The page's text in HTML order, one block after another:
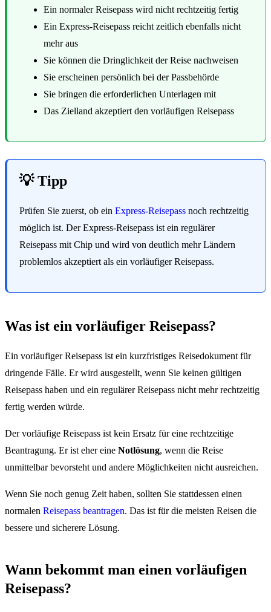
Ein normaler Reisepass wird nicht rechtzeitig fertig
Ein Express-Reisepass reicht zeitlich ebenfalls nicht
mehr aus
Sie können die Dringlichkeit der Reise nachweisen
Sie erscheinen persönlich bei der Passbehörde
Sie bringen die erforderlichen Unterlagen mit
Das Zielland akzeptiert den vorläufigen Reisepass
💡 Tipp
Prüfen Sie zuerst, ob ein Express-Reisepass noch rechtzeitig
möglich ist. Der Express-Reisepass ist ein regulärer
Reisepass mit Chip und wird von deutlich mehr Ländern
problemlos akzeptiert als ein vorläufiger Reisepass.
Was ist ein vorläufiger Reisepass?
Ein vorläufiger Reisepass ist ein kurzfristiges Reisedokument für
dringende Fälle. Er wird ausgestellt, wenn Sie keinen gültigen
Reisepass haben und ein regulärer Reisepass nicht mehr rechtzeitig
fertig werden würde.
Der vorläufige Reisepass ist kein Ersatz für eine rechtzeitige
Beantragung. Er ist eher eine Notlösung, wenn die Reise
unmittelbar bevorsteht und andere Möglichkeiten nicht ausreichen.
Wenn Sie noch genug Zeit haben, sollten Sie stattdessen einen
normalen Reisepass beantragen. Das ist für die meisten Reisen die
bessere und sicherere Lösung.
Wann bekommt man einen vorläufigen
Reisepass?